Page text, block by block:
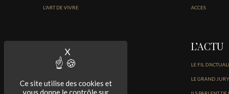
Ce site utilise des cookies et
vous donne le contrôle sur
X Masquer le bandeau des cookies
L'ART DE VIVRE
LES VINS
NOS VINS DU MÉDOC
ACCES
L’ACTU
LE FIL
LE GRAND